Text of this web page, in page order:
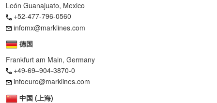
León Guanajuato, Mexico
+52-477-796-0560
infomx@marklines.com
德国
Frankfurt am Main, Germany
+49-69–904-3870-0
infoeuro@marklines.com
中国 (上海)